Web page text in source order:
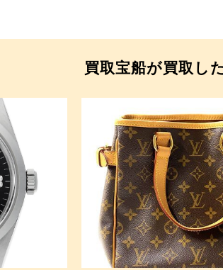
買取宝船が買取し